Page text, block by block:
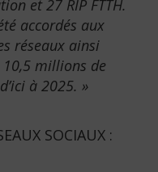
et 27 RIP FTTH.
accordés aux
réseaux ainsi
millions de
à 2025. »
SOCIAUX :